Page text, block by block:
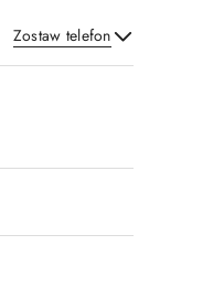
Zostaw telefon
Wyślij